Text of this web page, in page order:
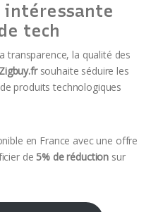
intéressante
tech
transparence, la qualité des
Zigbuy.frsouhaite séduire les
produits technologiques
en France avec une offre
de5% de réduction sur